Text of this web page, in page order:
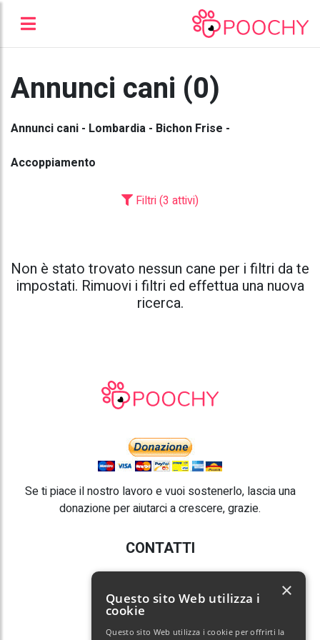
Annunci cani (0)
Annunci cani - Lombardia - Bichon Frise -
Accoppiamento
Filtri (3 attivi)
Non è stato trovato nessun cane per i filtri da te
impostati. Rimuovi i filtri ed effettua una nuova
ricerca.
Se ti piace il nostro lavoro e vuoi sostenerlo, lascia una
donazione per aiutarci a crescere, grazie.
CONTATTI
E-mail:info@poochy.it
Questo sito Web utilizza i
cookie
Questo sito Web utilizza i cookie per offrirti la
×